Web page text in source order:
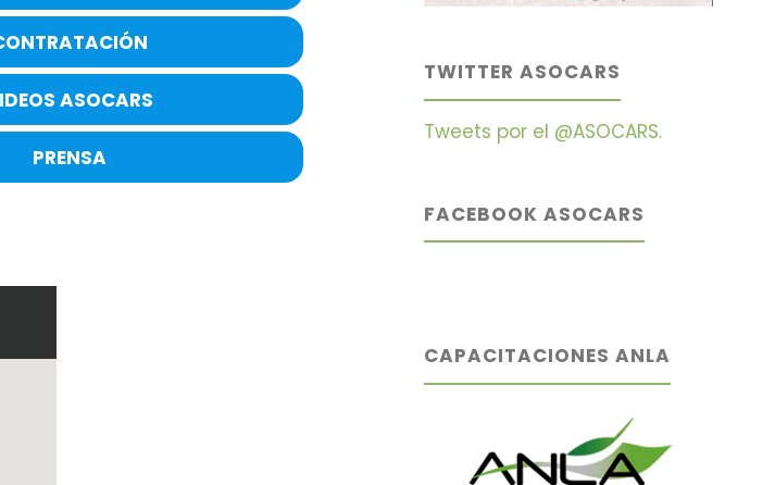
ASOCARS
PRENSA
TWITTER ASOCARS
Tweets por el @ASOCARS.
FACEBOOK ASOCARS
CAPACITACIONES ANLA